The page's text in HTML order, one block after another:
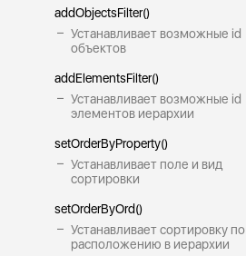
addObjectsFilter()
Устанавливает возможные id
объектов
addElementsFilter()
Устанавливает возможные id
элементов иерархии
setOrderByProperty()
Устанавливает поле и вид
сортировки
setOrderByOrd()
Устанавливает сортировку по
расположению в иерархии